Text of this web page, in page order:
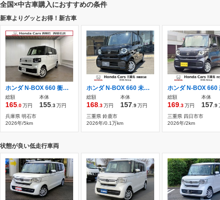
全国×中古車購入におすすめの条件
新車よりグッとお得！新古車
ホンダ N-BOX 660 衝突軽減ブレーキ・両側スライド片側電動ス
総額
165 .0万円
本体
155 .3万円
兵庫県 明石市
2026年/5km
ホンダ N-BOX 660 未登録新車 ディスプレイオーディオ
総額
168 .3万円
本体
157 .9万円
三重県 鈴鹿市
2026年/0.1万km
総額
169 .3万円
本体
157 .9
三重県 四日市市
2026年/2km
状態が良い低走行車両